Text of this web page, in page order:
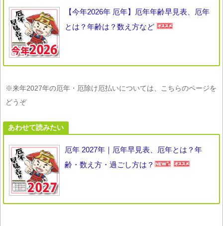
【今年2026年 厄年】厄年年齢早見表、厄年
とは？年齢は？数え方など
※来年2027年の厄年・厄除け厄払いについては、こちらのページを
どうぞ
あわせて読みたい
厄年 2027年｜厄年早見表、厄年とは？年
齢・数え方・過ごし方は？